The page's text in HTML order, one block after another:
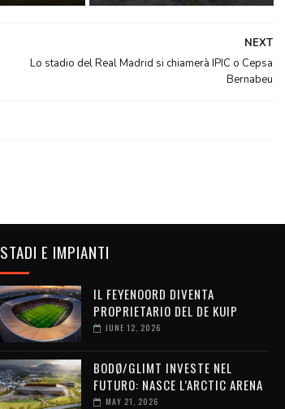
NEXT
Lo stadio del Real Madrid si chiamerà IPIC o Cepsa
Bernabeu
STADI E IMPIANTI
IL FEYENOORD DIVENTA
PROPRIETARIO DEL DE KUIP
JUNE 12, 2026
BODØ/GLIMT INVESTE NEL
FUTURO: NASCE L’ARCTIC ARENA
MAY 21, 2026